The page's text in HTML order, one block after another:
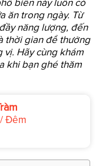
ăn trong ngày. Từ
năng lượng, đến
thời gian để thưởng
vị. Hãy cùng khám
khi bạn ghé thăm
Đêm